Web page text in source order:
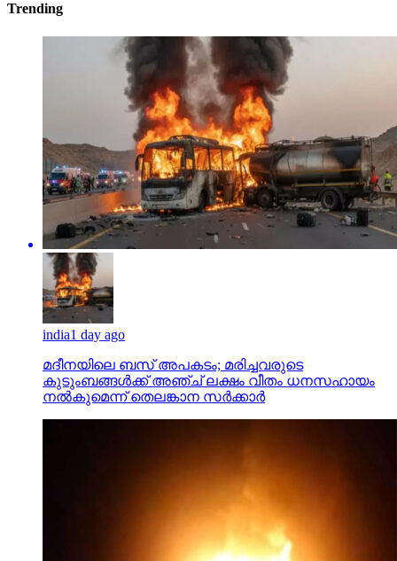
Trending
india1 day ago
മദീനയിലെ ബസ് അപകടം; മരിച്ചവരുടെ
കുടുംബങ്ങള്‍ക്ക് അഞ്ച് ലക്ഷം വീതം ധനസഹായം
നല്‍കുമെന്ന് തെലങ്കാന സര്‍ക്കാര്‍